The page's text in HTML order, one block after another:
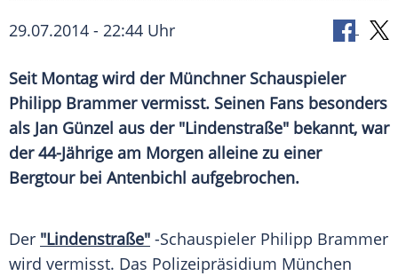
29.07.2014 - 22:44 Uhr
Seit Montag wird der Münchner Schauspieler
Philipp Brammer vermisst. Seinen Fans besonders
als Jan Günzel aus der "Lindenstraße" bekannt, war
der 44-Jährige am Morgen alleine zu einer
Bergtour bei Antenbichl aufgebrochen.
Der "Lindenstraße" -Schauspieler Philipp Brammer
wird vermisst. Das Polizeipräsidium München